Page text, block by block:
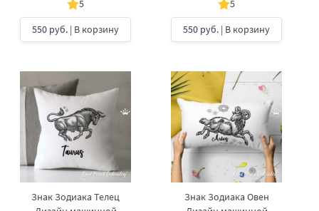
5
550 руб. | В корзину
5
550 руб. | В корзину
Знак Зодиака Телец
Знак Зодиака Овен